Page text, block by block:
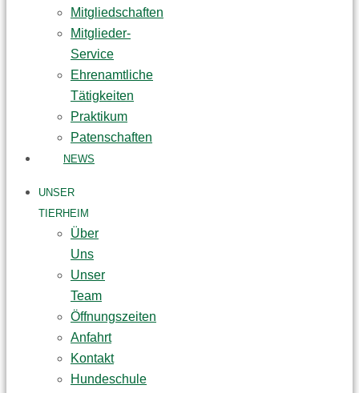
Mitgliedschaften
Mitglieder-
Service
Ehrenamtliche
Tätigkeiten
Praktikum
Patenschaften
NEWS
UNSER
TIERHEIM
Über
Uns
Unser
Team
Öffnungszeiten
Anfahrt
Kontakt
Hundeschule